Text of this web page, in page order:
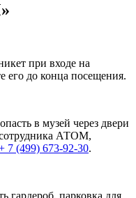
при входе на
его до конца посещения.
в музей через двери
АТОМ,
7 (499) 673-92-30.